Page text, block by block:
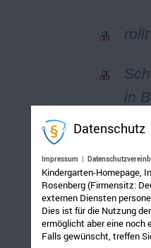
in
Datenschutz
Impressum |
Kindergarten-Homepage,
Rosenberg (Firmensitz:
externen Diensten
Dies ist für die Nutzung
ermöglicht aber eine noch
Falls gewünscht, treffen